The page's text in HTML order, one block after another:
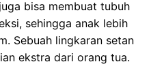
bisa membuat tubuh
sehingga anak lebih
Sebuah lingkaran setan
ekstra dari orang tua.